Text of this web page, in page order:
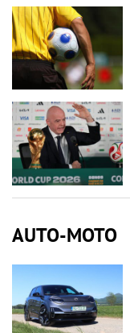
AUTO-MOTO